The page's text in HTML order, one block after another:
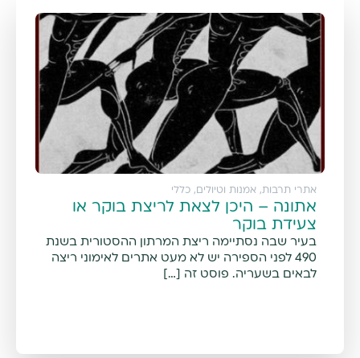
אתרי תרבות, אמנות וטיולים , כללי
אתונה – היכן לצאת לריצת בוקר או
צעידת בוקר
בעיר שבה נסתיימה ריצת המרתון ההסטורית בשנת
490 לפני הספירה יש לא מעט אתרים לאימוני ריצה
לבאים בשעריה. פוסט זה […]